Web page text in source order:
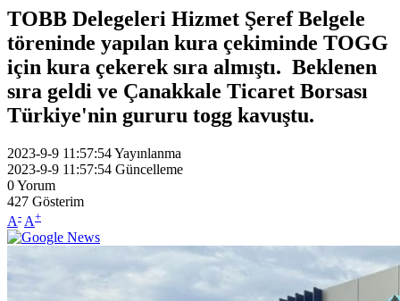
TOBB Delegeleri Hizmet Şeref Belgele
töreninde yapılan kura çekiminde TOGG
için kura çekerek sıra almıştı. Beklenen
sıra geldi ve Çanakkale Ticaret Borsası
Türkiye'nin gururu togg kavuştu.
2023-9-9 11:57:54Yayınlanma
2023-9-9 11:57:54 Güncelleme
0Yorum
427 Gösterim
A- A+